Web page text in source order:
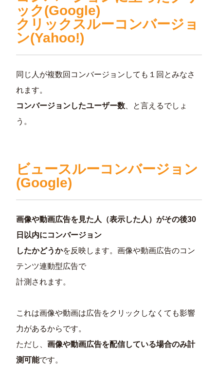
ック(Google)
クリックスルーコンバージョ
ン(Yahoo!)
同じ人が複数回コンバージョンしても１回とみなさ
れます。
コンバージョンしたユーザー数 、と言えるでしょ
う。
ビュースルーコンバージョン
(Google)
画像や動画広告を見た人（表示した人）がその後30
日以内にコンバージョン
したかどうかを反映します。画像や動画広告のコン
テンツ連動型広告で
計測されます。
これは画像や動画は広告をクリックしなくても影響
力があるからです。
ただし、画像や動画広告を配信している場合のみ計
測可能です。